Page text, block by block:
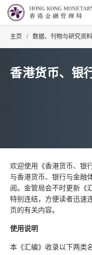
主页 / 数据、刊物与研究资料
香港货币、银
欢迎使用《香港货币、银
与香港货币、银行与金融
阅。金管局会不时更新《
特别连结，方便读者迅速
页的有关内容。
使用说明
本《汇编》收录以下两类